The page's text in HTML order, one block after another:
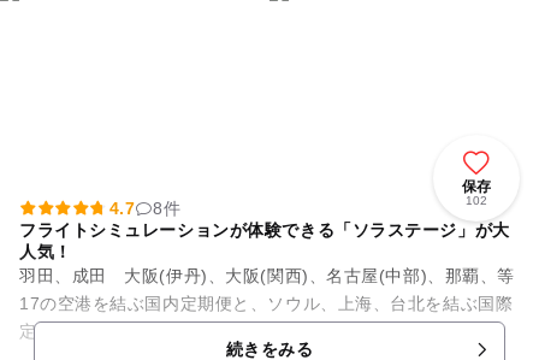
保存
102
4.7
8件
フライトシミュレーションが体験できる「ソラステージ」が大
人気！
羽田、成田 大阪(伊丹)、大阪(関西)、名古屋(中部)、那覇、等
17の空港を結ぶ国内定期便と、ソウル、上海、台北を結ぶ国際
定期便が運航中の「鹿児島空港」。 ターミナルビル3階の展望
続きをみる